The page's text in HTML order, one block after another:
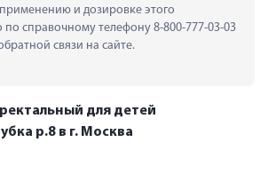
и дозировке этого
справочному телефону 8-800-777-03-03
связи на сайте.
для детей
р.8 в г. Москва